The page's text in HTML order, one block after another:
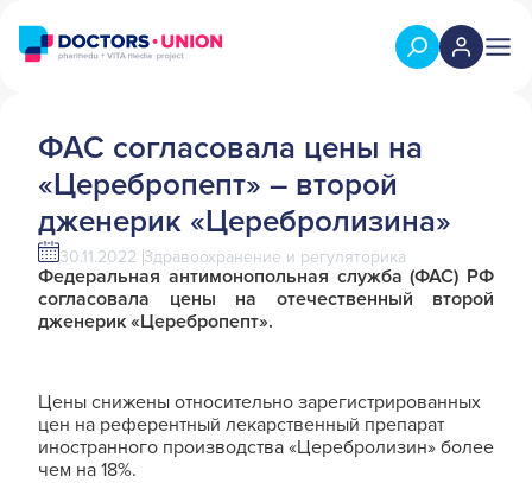
ФАС согласовала цены на
«Церебропепт» – второй
дженерик «Церебролизина»
30.11.2022 Здравоохранение и регуляторика
Федеральная антимонопольная служба (ФАС) РФ
согласовала цены на отечественный второй
дженерик «Церебропепт».
Цены снижены относительно зарегистрированных
цен на референтный лекарственный препарат
иностранного производства «Церебролизин» более
чем на 18%.